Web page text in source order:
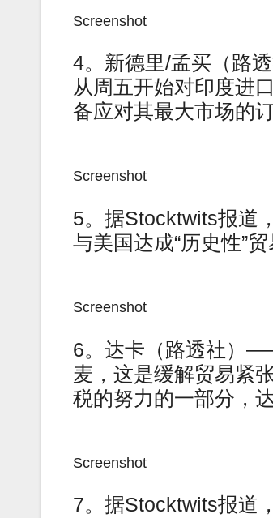
Screenshot
4。新德里/孟买（路
从周五开始对印度进
备应对其最大市场的
Screenshot
5。据Stocktwits报道
与美国达成“历史性”贸
Screenshot
6。达卡（路透社）
麦，这是缓解贸易紧
税的努力的一部分，
Screenshot
7。据Stocktwits报道